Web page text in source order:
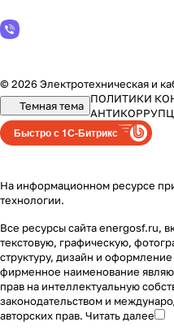
© 2026 Электротехническая и
Темная тема
ПОЛИТИКИ
Быстро с 1С-Битрикс
На информационном ресурсе
технологии.
Все ресурсы сайта energosf.ru,
текстовую, графическую,
структуру, дизайн и
фирменное наименование
прав на интеллектуальную
законодательством и
авторских прав. Читать далее